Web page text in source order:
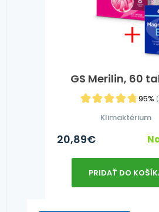
GS Merilin, 60
95%
Klimaktérium
20,89€
PRIDAŤ DO